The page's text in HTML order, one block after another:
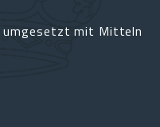
mit Mitteln